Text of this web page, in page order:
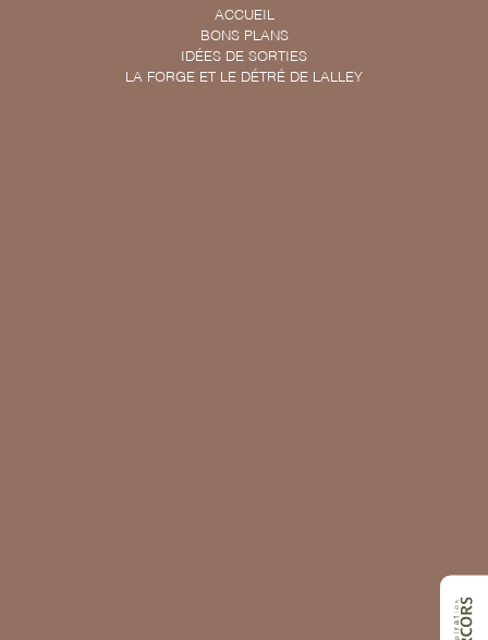
ACCUEIL
BONS PLANS
IDÉES DE SORTIES
LA FORGE ET LE DÉTRÉ DE LALLEY